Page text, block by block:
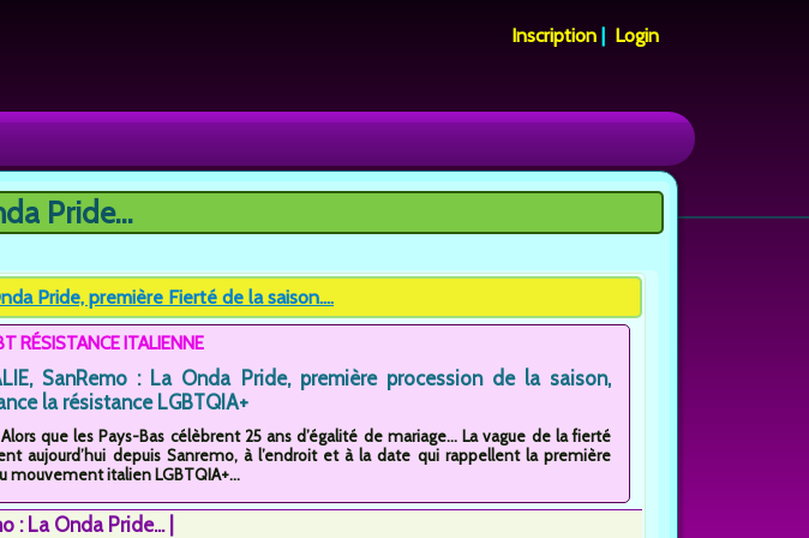
Inscription | Login
Pride...
Pride, première Fierté de la saison....
RÉSISTANCE ITALIENNE
SanRemo : La Onda Pride, première procession de la saison,
la résistance LGBTQIA+
que les Pays-Bas célèbrent 25 ans d’égalité de mariage... La vague de la fierté
aujourd’hui depuis Sanremo, à l’endroit et à la date qui rappellent la première
mouvement italien LGBTQIA+...
: La Onda Pride...